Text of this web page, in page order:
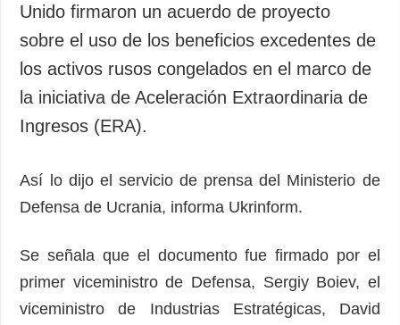
ADICIONAL
Podcasts
Publicaciones
Entrevistas
Fotos
Releases
SERVICIOS
Suscripción
Banco de
imágenes
Unido firmaron un acuerdo de proyecto
sobre el uso de los beneficios excedentes de
los activos rusos congelados en el marco de
la iniciativa de Aceleración Extraordinaria de
Ingresos (ERA).
Así lo dijo el servicio de prensa del Ministerio de
Defensa de Ucrania, informa Ukrinform.
Se señala que el documento fue firmado por el
primer viceministro de Defensa, Sergiy Boiev, el
viceministro de Industrias Estratégicas, David